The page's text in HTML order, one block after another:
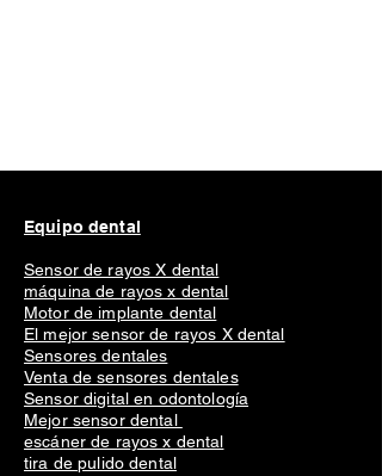
Equipo dental
Sensor de rayos X dental
máquina de rayos x dental
Motor de implante dental
El mejor sensor de rayos X dental
Sensores dentales
Venta de sensores dentales
Sensor digital en odontología
Mejor sensor dental
escáner de rayos x dental
tira de pulido dental